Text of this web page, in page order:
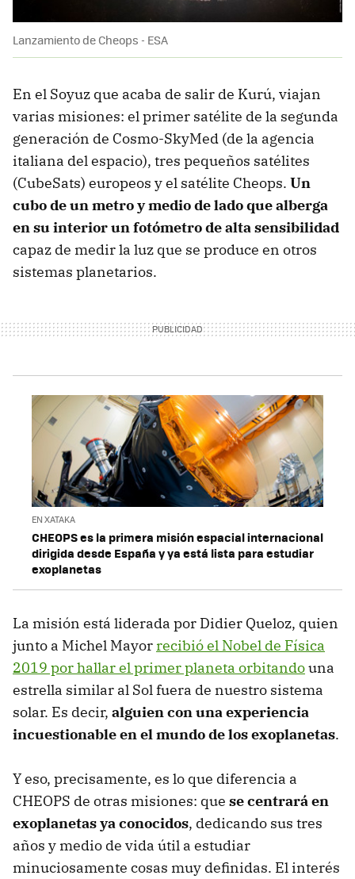
Lanzamiento de Cheops - ESA
En el Soyuz que acaba de salir de Kurú, viajan
varias misiones: el primer satélite de la segunda
generación de Cosmo-SkyMed (de la agencia
italiana del espacio), tres pequeños satélites
(CubeSats) europeos y el satélite Cheops. Un
cubo de un metro y medio de lado que alberga
en su interior un fotómetro de alta sensibilidad
capaz de medir la luz que se produce en otros
sistemas planetarios.
EN XATAKA
CHEOPS es la primera misión espacial internacional
dirigida desde España y ya está lista para estudiar
exoplanetas
La misión está liderada por Didier Queloz, quien
junto a Michel Mayorrecibió el Nobel de Física
2019 por hallar el primer planeta orbitandouna
estrella similar al Sol fuera de nuestro sistema
solar. Es decir, alguien con una experiencia
incuestionable en el mundo de los exoplanetas.
Y eso, precisamente, es lo que diferencia a
CHEOPS de otras misiones: que se centrará en
exoplanetas ya conocidos, dedicando sus tres
años y medio de vida útil a estudiar
minuciosamente cosas muy definidas. El interés